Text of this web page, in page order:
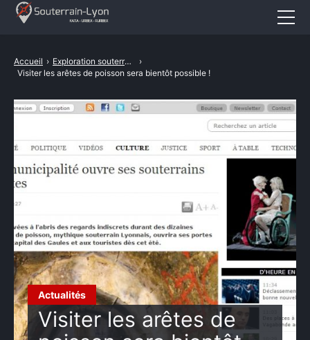
Actualités
Visiter les arêtes de
Accueil › Exploration souterrains
›
Visiter les arêtes de poisson sera bientôt possible !
Actualités
Cataphile
Revival
CONTACT